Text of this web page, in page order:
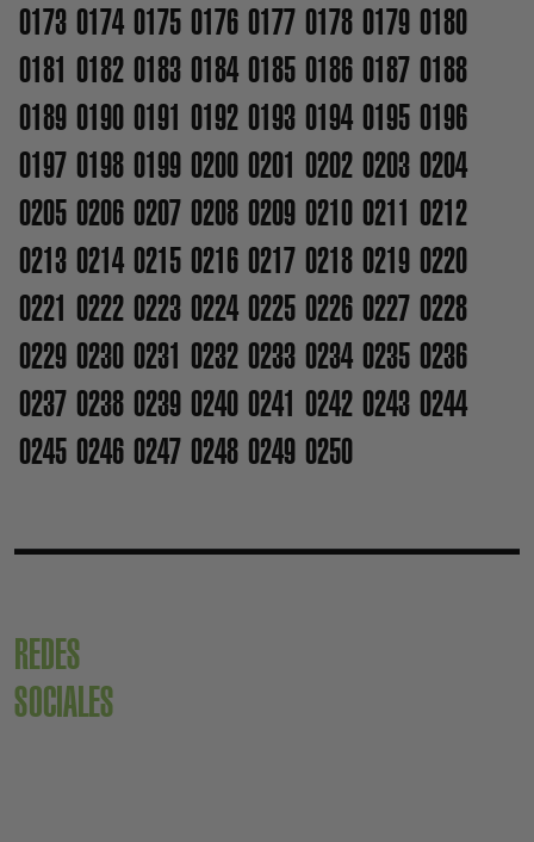
0173 0174 0175 0176 0177 0178 0179 0180
0181 0182 0183 0184 0185 0186 0187 0188
0189 0190 0191 0192 0193 0194 0195 0196
0197 0198 0199 0200 0201 0202 0203 0204
0205 0206 0207 0208 0209 0210 0211 0212
0213 0214 0215 0216 0217 0218 0219 0220
0221 0222 0223 0224 0225 0226 0227 0228
0229 0230 0231 0232 0233 0234 0235 0236
0237 0238 0239 0240 0241 0242 0243 0244
0245 0246 0247 0248 0249 0250
REDES
SOCIALES